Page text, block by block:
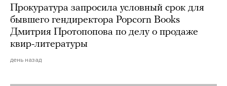
Прокуратура запросила условный срок для
бывшего гендиректора Popcorn Books
Дмитрия Протопопова по делу о продаже
квир-литературы
день назад